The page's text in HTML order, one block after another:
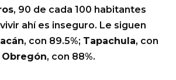
, 90 de cada 100 habitantes
ahí es inseguro. Le siguen
, con 89.5%; Tapachula, con
, con 88%.